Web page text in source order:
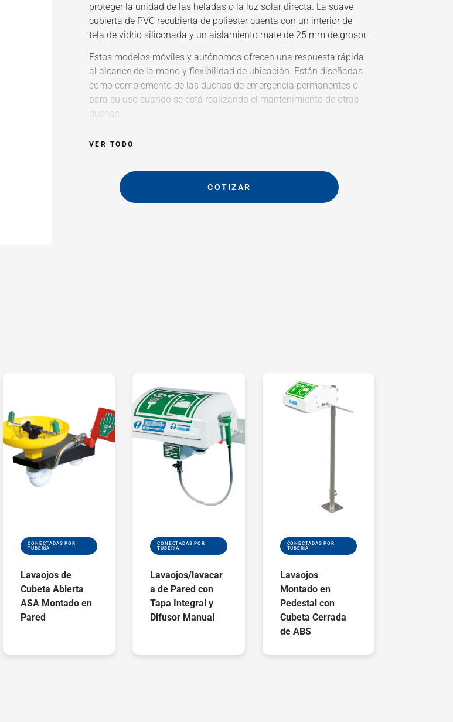
proteger la unidad de las heladas o la luz solar directa. La suave
cubierta de PVC recubierta de poliéster cuenta con un interior de
tela de vidrio siliconada y un aislamiento mate de 25 mm de grosor.
Estos modelos móviles y autónomos ofrecen una respuesta rápida
al alcance de la mano y flexibilidad de ubicación. Están diseñadas
como complemento de las duchas de emergencia permanentes o
para su uso cuando se está realizando el mantenimiento de otras
duchas.
agua durante más de 1 minuto y medio
inoxidable están recubiertos de pintura en polvo para una
mayor protección y durabilidad
Activación sencilla de la ducha mediante la palanca manual,
VER TODO
COTIZAR
CONECTADAS POR
TUBERÍA
Lavaojos de
Cubeta Abierta
ASA Montado en
Pared
CONECTADAS POR
TUBERÍA
Lavaojos/lavacar
a de Pared con
Tapa Integral y
Difusor Manual
CONECTADAS POR
TUBERÍA
Lavaojos
Montado en
Pedestal con
Cubeta Cerrada
de ABS